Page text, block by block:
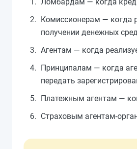
Комиссионерам — когда
получении денежных
Агентам — когда
Принципалам — когда
передать
Платежным агентам —
Страховым агентам-